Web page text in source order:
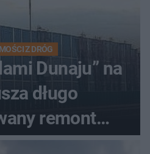
Z DRÓG
Dunaju” na
długo
remont